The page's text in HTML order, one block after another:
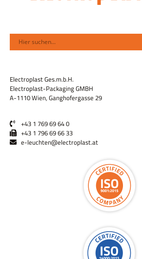
Electroplast Ges.m.b.H.
Electroplast-Packaging GMBH
A-1110 Wien, Ganghofergasse 29
+43 1 769 69 64 0
+43 1 796 69 66 33
e-leuchten@electroplast.at